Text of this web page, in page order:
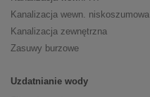
Kanalizacja wewn. niskoszumowa
Kanalizacja zewnętrzna
Zasuwy burzowe
Uzdatnianie wody